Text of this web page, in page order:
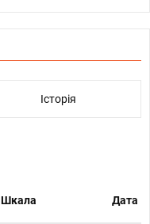
Історія
Шкала Дата